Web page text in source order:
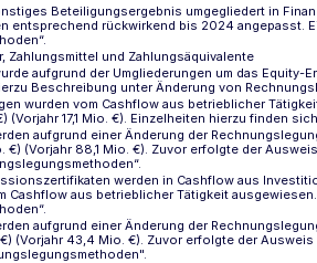
Beteiligungsergebnis umgegliedert in
entsprechend rückwirkend bis 2024
.
Zahlungsmittel und Zahlungsäquivalente
aufgrund der Umgliederungen um das
Beschreibung unter Änderung von
wurden vom Cashflow aus betrieblicher
(Vorjahr 17,1 Mio. €). Einzelheiten hierzu finden
aufgrund einer Änderung der
€) (Vorjahr 88,1 Mio. €). Zuvor erfolgte der
.
werden in Cashflow aus
Cashflow aus betrieblicher Tätigkeit
.
aufgrund einer Änderung der
(Vorjahr 43,4 Mio. €). Zuvor erfolgte der
".